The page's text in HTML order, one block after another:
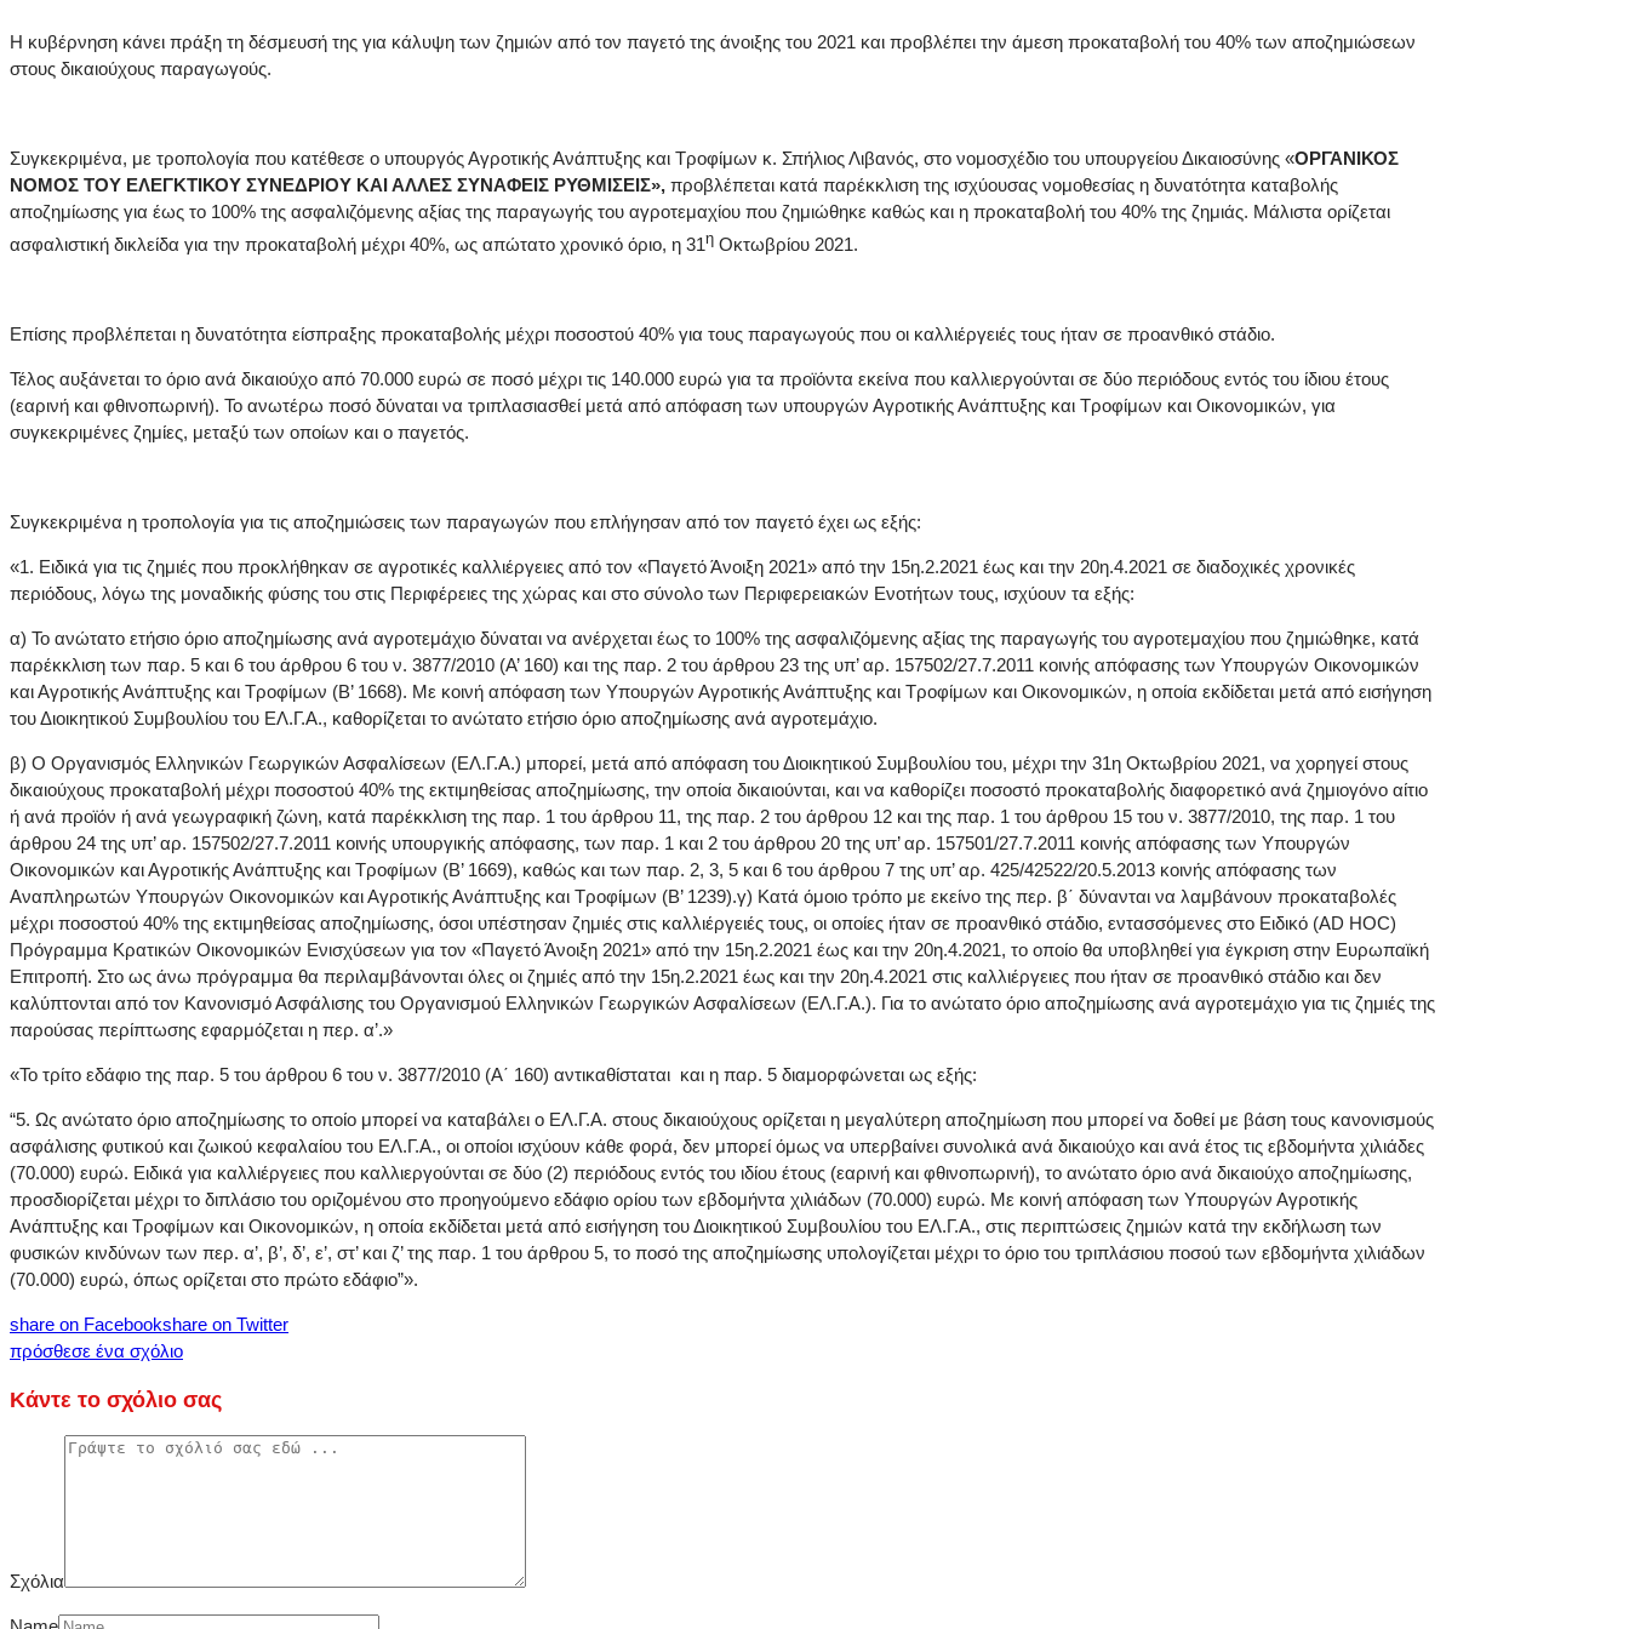
Η κυβέρνηση κάνει πράξη τη δέσμευσή της για κάλυψη των ζημιών από τον παγετό της άνοιξης του 2021 και προβλέπει την άμεση προκαταβολή του 40% των αποζημιώσεων
στους δικαιούχους παραγωγούς.
Συγκεκριμένα, με τροπολογία που κατέθεσε ο υπουργός Αγροτικής Ανάπτυξης και Τροφίμων κ. Σπήλιος Λιβανός, στο νομοσχέδιο του υπουργείου Δικαιοσύνης «ΟΡΓΑΝΙΚΟΣ
ΝΟΜΟΣ ΤΟΥ ΕΛΕΓΚΤΙΚΟΥ ΣΥΝΕΔΡΙΟΥ ΚΑΙ ΑΛΛΕΣ ΣΥΝΑΦΕΙΣ ΡΥΘΜΙΣΕΙΣ», προβλέπεται κατά παρέκκλιση της ισχύουσας νομοθεσίας η δυνατότητα καταβολής
αποζημίωσης για έως το 100% της ασφαλιζόμενης αξίας της παραγωγής του αγροτεμαχίου που ζημιώθηκε καθώς και η προκαταβολή του 40% της ζημιάς. Μάλιστα ορίζεται
ασφαλιστική δικλείδα για την προκαταβολή μέχρι 40%, ως απώτατο χρονικό όριο, η 31η Οκτωβρίου 2021.
Επίσης προβλέπεται η δυνατότητα είσπραξης προκαταβολής μέχρι ποσοστού 40% για τους παραγωγούς που οι καλλιέργειές τους ήταν σε προανθικό στάδιο.
Τέλος αυξάνεται το όριο ανά δικαιούχο από 70.000 ευρώ σε ποσό μέχρι τις 140.000 ευρώ για τα προϊόντα εκείνα που καλλιεργούνται σε δύο περιόδους εντός του ίδιου έτους
(εαρινή και φθινοπωρινή). Το ανωτέρω ποσό δύναται να τριπλασιασθεί μετά από απόφαση των υπουργών Αγροτικής Ανάπτυξης και Τροφίμων και Οικονομικών, για
συγκεκριμένες ζημίες, μεταξύ των οποίων και ο παγετός.
Συγκεκριμένα η τροπολογία για τις αποζημιώσεις των παραγωγών που επλήγησαν από τον παγετό έχει ως εξής:
«1. Ειδικά για τις ζημιές που προκλήθηκαν σε αγροτικές καλλιέργειες από τον «Παγετό Άνοιξη 2021» από την 15η.2.2021 έως και την 20η.4.2021 σε διαδοχικές χρονικές
περιόδους, λόγω της μοναδικής φύσης του στις Περιφέρειες της χώρας και στο σύνολο των Περιφερειακών Ενοτήτων τους, ισχύουν τα εξής:
α) Το ανώτατο ετήσιο όριο αποζημίωσης ανά αγροτεμάχιο δύναται να ανέρχεται έως το 100% της ασφαλιζόμενης αξίας της παραγωγής του αγροτεμαχίου που ζημιώθηκε, κατά
παρέκκλιση των παρ. 5 και 6 του άρθρου 6 του ν. 3877/2010 (Α’ 160) και της παρ. 2 του άρθρου 23 της υπ’ αρ. 157502/27.7.2011 κοινής απόφασης των Υπουργών Οικονομικών
και Αγροτικής Ανάπτυξης και Τροφίμων (Β’ 1668). Με κοινή απόφαση των Υπουργών Αγροτικής Ανάπτυξης και Τροφίμων και Οικονομικών, η οποία εκδίδεται μετά από εισήγηση
του Διοικητικού Συμβουλίου του ΕΛ.Γ.Α., καθορίζεται το ανώτατο ετήσιο όριο αποζημίωσης ανά αγροτεμάχιο.
β) Ο Οργανισμός Ελληνικών Γεωργικών Ασφαλίσεων (ΕΛ.Γ.Α.) μπορεί, μετά από απόφαση του Διοικητικού Συμβουλίου του, μέχρι την 31η Οκτωβρίου 2021, να χορηγεί στους
δικαιούχους προκαταβολή μέχρι ποσοστού 40% της εκτιμηθείσας αποζημίωσης, την οποία δικαιούνται, και να καθορίζει ποσοστό προκαταβολής διαφορετικό ανά ζημιογόνο αίτιο
ή ανά προϊόν ή ανά γεωγραφική ζώνη, κατά παρέκκλιση της παρ. 1 του άρθρου 11, της παρ. 2 του άρθρου 12 και της παρ. 1 του άρθρου 15 του ν. 3877/2010, της παρ. 1 του
άρθρου 24 της υπ’ αρ. 157502/27.7.2011 κοινής υπουργικής απόφασης, των παρ. 1 και 2 του άρθρου 20 της υπ’ αρ. 157501/27.7.2011 κοινής απόφασης των Υπουργών
Οικονομικών και Αγροτικής Ανάπτυξης και Τροφίμων (Β’ 1669), καθώς και των παρ. 2, 3, 5 και 6 του άρθρου 7 της υπ’ αρ. 425/42522/20.5.2013 κοινής απόφασης των
Αναπληρωτών Υπουργών Οικονομικών και Αγροτικής Ανάπτυξης και Τροφίμων (Β’ 1239).γ) Κατά όμοιο τρόπο με εκείνο της περ. β΄ δύνανται να λαμβάνουν προκαταβολές
μέχρι ποσοστού 40% της εκτιμηθείσας αποζημίωσης, όσοι υπέστησαν ζημιές στις καλλιέργειές τους, οι οποίες ήταν σε προανθικό στάδιο, εντασσόμενες στο Ειδικό (AD HOC)
Πρόγραμμα Κρατικών Οικονομικών Ενισχύσεων για τον «Παγετό Άνοιξη 2021» από την 15η.2.2021 έως και την 20η.4.2021, το οποίο θα υποβληθεί για έγκριση στην Ευρωπαϊκή
Επιτροπή. Στο ως άνω πρόγραμμα θα περιλαμβάνονται όλες οι ζημιές από την 15η.2.2021 έως και την 20η.4.2021 στις καλλιέργειες που ήταν σε προανθικό στάδιο και δεν
καλύπτονται από τον Κανονισμό Ασφάλισης του Οργανισμού Ελληνικών Γεωργικών Ασφαλίσεων (ΕΛ.Γ.Α.). Για το ανώτατο όριο αποζημίωσης ανά αγροτεμάχιο για τις ζημιές της
παρούσας περίπτωσης εφαρμόζεται η περ. α’.»
«Το τρίτο εδάφιο της παρ. 5 του άρθρου 6 του ν. 3877/2010 (Α΄ 160) αντικαθίσταται και η παρ. 5 διαμορφώνεται ως εξής:
“5. Ως ανώτατο όριο αποζημίωσης το οποίο μπορεί να καταβάλει ο ΕΛ.Γ.Α. στους δικαιούχους ορίζεται η μεγαλύτερη αποζημίωση που μπορεί να δοθεί με βάση τους κανονισμούς
ασφάλισης φυτικού και ζωικού κεφαλαίου του ΕΛ.Γ.Α., οι οποίοι ισχύουν κάθε φορά, δεν μπορεί όμως να υπερβαίνει συνολικά ανά δικαιούχο και ανά έτος τις εβδομήντα χιλιάδες
(70.000) ευρώ. Ειδικά για καλλιέργειες που καλλιεργούνται σε δύο (2) περιόδους εντός του ιδίου έτους (εαρινή και φθινοπωρινή), το ανώτατο όριο ανά δικαιούχο αποζημίωσης,
προσδιορίζεται μέχρι το διπλάσιο του οριζομένου στο προηγούμενο εδάφιο ορίου των εβδομήντα χιλιάδων (70.000) ευρώ. Με κοινή απόφαση των Υπουργών Αγροτικής
Ανάπτυξης και Τροφίμων και Οικονομικών, η οποία εκδίδεται μετά από εισήγηση του Διοικητικού Συμβουλίου του ΕΛ.Γ.Α., στις περιπτώσεις ζημιών κατά την εκδήλωση των
φυσικών κινδύνων των περ. α’, β’, δ’, ε’, στ’ και ζ’ της παρ. 1 του άρθρου 5, το ποσό της αποζημίωσης υπολογίζεται μέχρι το όριο του τριπλάσιου ποσού των εβδομήντα χιλιάδων
(70.000) ευρώ, όπως ορίζεται στο πρώτο εδάφιο”».
share on Facebookshare on Twitter
πρόσθεσε ένα σχόλιο
Κάντε το σχόλιο σας
Σχόλια